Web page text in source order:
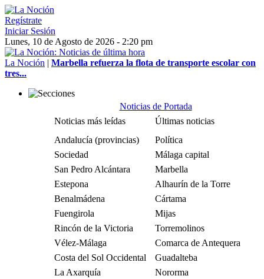
Regístrate
Iniciar Sesión
Lunes, 10 de Agosto de 2026 - 2:20 pm
La Noción | Marbella refuerza la flota de transporte escolar con
tres...
Noticias de Portada
Noticias más leídas
Últimas noticias
Andalucía (provincias)
Política
Sociedad
Málaga capital
San Pedro Alcántara
Marbella
Estepona
Alhaurín de la Torre
Benalmádena
Cártama
Fuengirola
Mijas
Rincón de la Victoria
Torremolinos
Vélez-Málaga
Comarca de Antequera
Costa del Sol Occidental
Guadalteba
La Axarquía
Nororma